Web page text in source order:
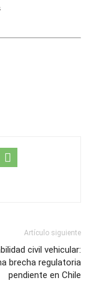
Artículo siguiente
civil vehicular:
brecha regulatoria
pendiente en Chile